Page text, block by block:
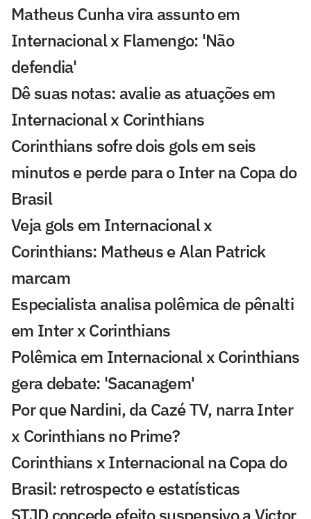
Matheus Cunha vira assunto em
Internacional x Flamengo: 'Não
defendia'
Dê suas notas: avalie as atuações em
Internacional x Corinthians
Corinthians sofre dois gols em seis
minutos e perde para o Inter na Copa do
Brasil
Veja gols em Internacional x
Corinthians: Matheus e Alan Patrick
marcam
Especialista analisa polêmica de pênalti
em Inter x Corinthians
Polêmica em Internacional x Corinthians
gera debate: 'Sacanagem'
Por que Nardini, da Cazé TV, narra Inter
x Corinthians no Prime?
Corinthians x Internacional na Copa do
Brasil: retrospecto e estatísticas